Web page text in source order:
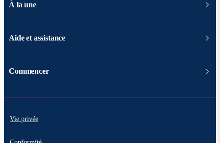
À la une
Aide et assistance
Commencer
Vie privée